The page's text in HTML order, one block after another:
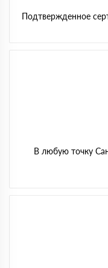
Подтвержденное
В любую точку